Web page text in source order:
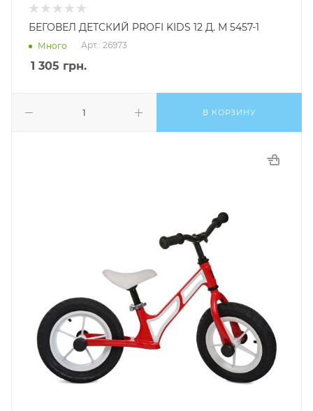
БЕГОВЕЛ ДЕТСКИЙ PROFI KIDS 12 Д. М 5457-1
Много Арт.: 26973
1 305 грн.
В КОРЗИНУ